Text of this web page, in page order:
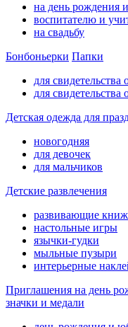
на день рождения
воспитателю и
на свадьбу
Бонбоньерки Папки
для
для свидетельства
Детская одежда для
новогодняя
для девочек
для мальчиков
Детские развлечения
развивающие
настольные игры
язычки-гудки
мыльные пузыри
интерьерные
Приглашения на день
значки и медали